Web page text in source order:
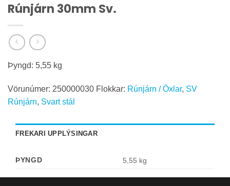
Rúnjárn 30mm Sv.
Þyngd: 5,55 kg
Vörunúmer: 250000030 Flokkar: Rúnjárn / Öxlar, SV
Rúnjárn, Svart stál
FREKARI UPPLÝSINGAR
ÞYNGD 5,55 kg